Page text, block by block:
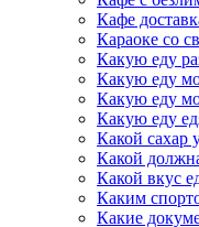
Кафе
Караоке со
Какую еду
Какую еду
Какую еду
Какую еду
Какой сахар
Какой
Какой вкус
Каким
Какие